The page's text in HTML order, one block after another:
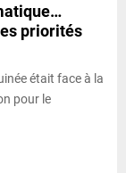
priorités
était face à la
pour le